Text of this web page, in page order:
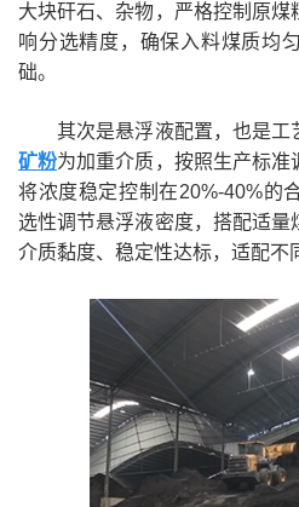
大块矸石、杂物，严格控制原
响分选精度，确保入料煤质均
础。
其次是悬浮液配置，也是工
矿粉为加重介质，按照生产标准
将浓度稳定控制在20%-40%的
选性调节悬浮液密度，搭配适
介质黏度、稳定性达标，适配不